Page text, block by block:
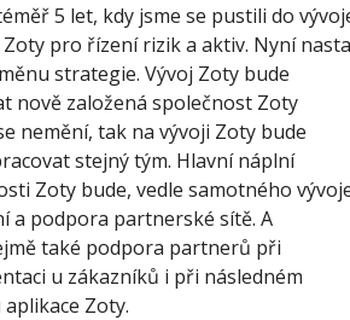
5 let, kdy jsme se pustili do
pro řízení rizik a aktiv. Nyní
strategie. Vývoj Zoty bude
nově založená společnost Zoty
nemění, tak na vývoji Zoty bude
stejný tým. Hlavní náplní
Zoty bude, vedle samotného
a podpora partnerské sítě. A
také podpora partnerů při
u zákazníků i při následném
Zoty.